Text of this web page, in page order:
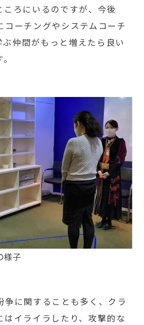
ころにいるのですが、今後
コーチングやシステムコーチ
ぶ仲間がもっと増えたら良い
様子
争に関することも多く、クラ
はイライラしたり、攻撃的な